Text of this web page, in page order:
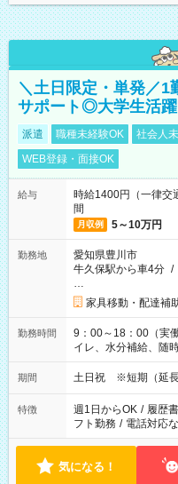
＼土日限定・単発／1
サポート◎大学生活
派遣 職種未経験OK 社会人
WEB登録・面接OK
給与
時給1400円（一律
間
月収例 5～10万円
勤務地
愛知県豊川市
牛久保駅から車4分 /
…
家具移動・配達補
勤務時間
9：00～18：00（実働8時間） 【残業】なし
イレ、水分補給、随
期間 土日祝 ※短期（延長
特徴 週1日からOK / 履歴
フト勤務 / 電話対応
気になる！